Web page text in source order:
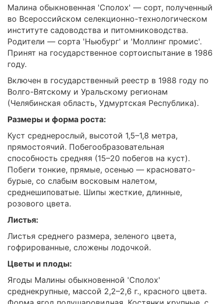
Малина обыкновенная 'Сполох' — сорт, полученный
во Всероссийском селекционно-технологическом
институте садоводства и питомниководства.
Родители — сорта 'Ньюбург' и 'Моллинг промис'.
Принят на государственное сортоиспытание в 1986
году.
Включен в государственный реестр в 1988 году по
Волго-Вятскому и Уральскому регионам
(Челябинская область, Удмуртская Республика).
Размеры и форма роста:
Куст среднерослый, высотой 1,5–1,8 метра,
прямостоячий. Побегообразовательная
способность средняя (15–20 побегов на куст).
Побеги тонкие, прямые, осенью — красновато-
бурые, со слабым восковым налетом,
среднешиповатые. Шипы жесткие, длинные,
розового цвета.
Листья:
Листья среднего размера, зеленого цвета,
гофрированные, сложены лодочкой.
Цветы и плоды:
Ягоды Малины обыкновенной 'Сполох'
среднекрупные, массой 2,2–2,6 г., красного цвета.